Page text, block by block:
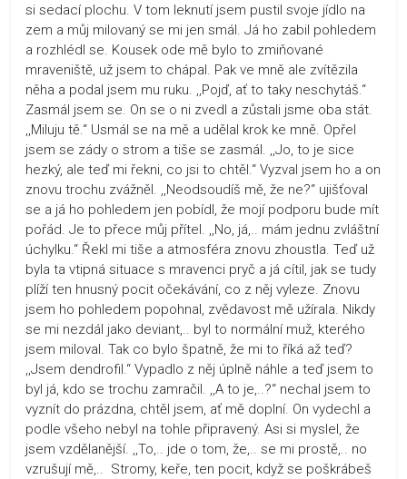
si sedací plochu. V tom leknutí jsem pustil svoje jídlo na
zem a můj milovaný se mi jen smál. Já ho zabil pohledem
a rozhlédl se. Kousek ode mě bylo to zmiňované
mraveniště, už jsem to chápal. Pak ve mně ale zvítězila
něha a podal jsem mu ruku. ,,Pojď, ať to taky neschytáš.“
Zasmál jsem se. On se o ni zvedl a zůstali jsme oba stát.
,,Miluju tě.“ Usmál se na mě a udělal krok ke mně. Opřel
jsem se zády o strom a tiše se zasmál. ,,Jo, to je sice
hezký, ale teď mi řekni, co jsi to chtěl.“ Vyzval jsem ho a on
znovu trochu zvážněl. ,,Neodsoudíš mě, že ne?“ ujišťoval
se a já ho pohledem jen pobídl, že mojí podporu bude mít
pořád. Je to přece můj přítel. ,,No, já,.. mám jednu zvláštní
úchylku.“ Řekl mi tiše a atmosféra znovu zhoustla. Teď už
byla ta vtipná situace s mravenci pryč a já cítil, jak se tudy
plíží ten hnusný pocit očekávání, co z něj vyleze. Znovu
jsem ho pohledem popohnal, zvědavost mě užírala. Nikdy
se mi nezdál jako deviant,.. byl to normální muž, kterého
jsem miloval. Tak co bylo špatně, že mi to říká až teď?
,,Jsem dendrofil.“ Vypadlo z něj úplně náhle a teď jsem to
byl já, kdo se trochu zamračil. ,,A to je,..?“ nechal jsem to
vyznít do prázdna, chtěl jsem, ať mě doplní. On vydechl a
podle všeho nebyl na tohle připravený. Asi si myslel, že
jsem vzdělanější. ,,To,.. jde o tom, že,.. se mi prostě,.. no
vzrušují mě,.. Stromy, keře, ten pocit, když se poškrábeš